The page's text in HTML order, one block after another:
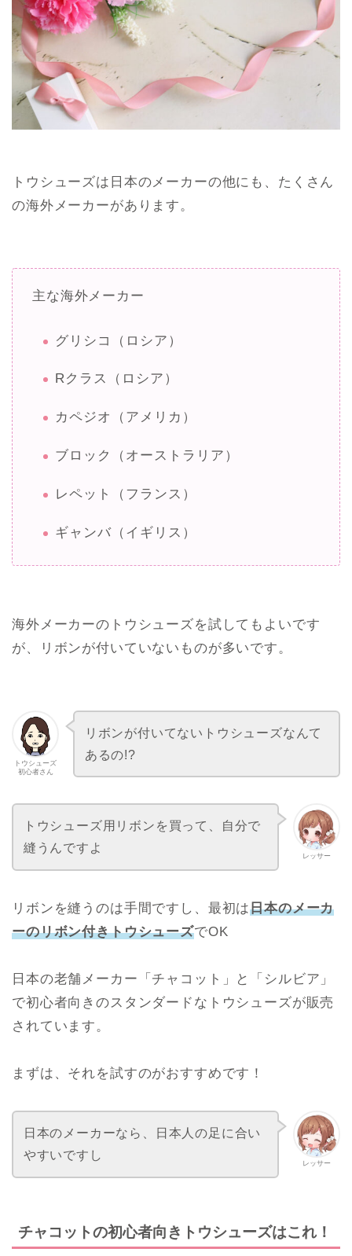
トウシューズは日本のメーカーの他にも、たくさん
の海外メーカーがあります。
主な海外メーカー
グリシコ（ロシア）
Rクラス（ロシア）
カペジオ（アメリカ）
ブロック（オーストラリア）
レペット（フランス）
ギャンバ（イギリス）
海外メーカーのトウシューズを試してもよいです
が、リボンが付いていないものが多いです。
トウシューズ
初心者さん
リボンが付いてないトウシューズなんて
あるの!?
レッサー
トウシューズ用リボンを買って、自分で
縫うんですよ
リボンを縫うのは手間ですし、最初は日本のメーカ
ーのリボン付きトウシューズでOK
日本の老舗メーカー「チャコット」と「シルビア」
で初心者向きのスタンダードなトウシューズが販売
されています。
まずは、それを試すのがおすすめです！
レッサー
日本のメーカーなら、日本人の足に合い
やすいですし
チャコットの初心者向きトウシューズはこれ！